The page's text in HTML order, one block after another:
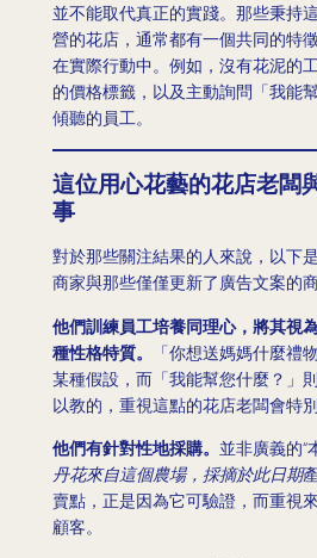
並不能取代真正的實踐。那些秉持
營的花店，通常都有一個共同的特
在實際行動中。例如，沒有花泥的
的價格標籤，以及主動詢問「我能
傾聽的員工。
這位用心花藝的花店老闆
事
對於那些關注結果的人來說，以下
商家與那些僅僅更新了廣告文案的
他們訓練員工培養同理心，將其視
種性格特質。
「你想送媽媽什麼禮
某種假設，而「我能幫您什麼？」
以教的，重視這點的花店老闆會特
他們有針對性地採購。 並非廣義的“
丹花來自這個農場，採摘於此日期
賣點，正是因為它可驗證，而重視
顧客。